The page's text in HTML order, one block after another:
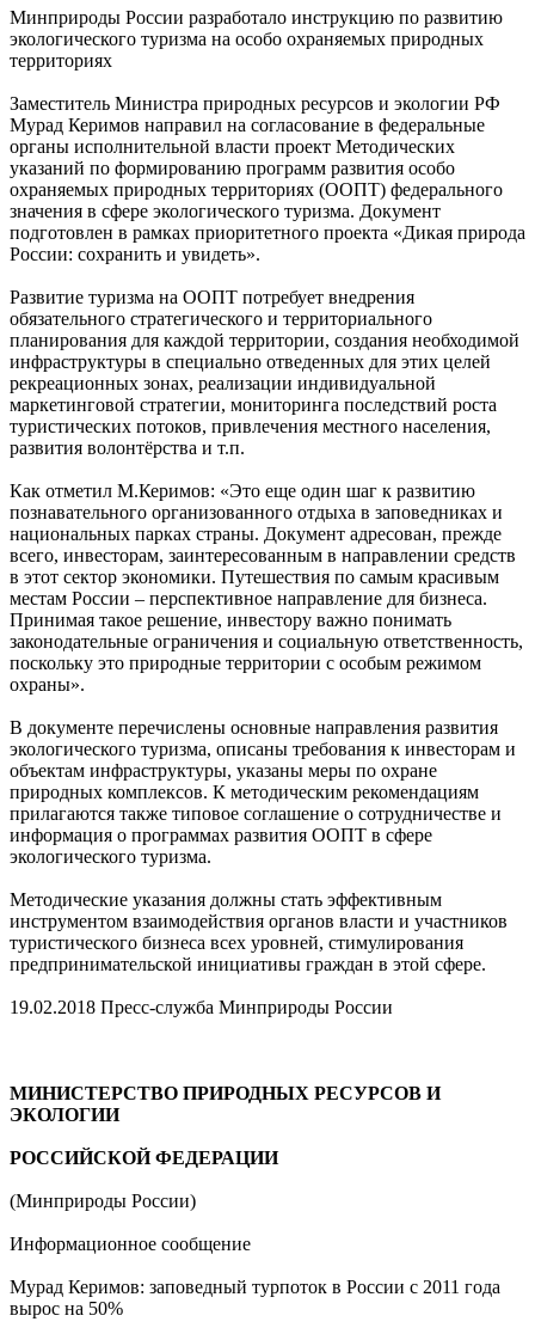
Минприроды России разработало инструкцию по развитию
экологического туризма на особо охраняемых природных
территориях
Заместитель Министра природных ресурсов и экологии РФ
Мурад Керимов направил на согласование в федеральные
органы исполнительной власти проект Методических
указаний по формированию программ развития особо
охраняемых природных территориях (ООПТ) федерального
значения в сфере экологического туризма. Документ
подготовлен в рамках приоритетного проекта «Дикая природа
России: сохранить и увидеть».
Развитие туризма на ООПТ потребует внедрения
обязательного стратегического и территориального
планирования для каждой территории, создания необходимой
инфраструктуры в специально отведенных для этих целей
рекреационных зонах, реализации индивидуальной
маркетинговой стратегии, мониторинга последствий роста
туристических потоков, привлечения местного населения,
развития волонтёрства и т.п.
Как отметил М.Керимов: «Это еще один шаг к развитию
познавательного организованного отдыха в заповедниках и
национальных парках страны. Документ адресован, прежде
всего, инвесторам, заинтересованным в направлении средств
в этот сектор экономики. Путешествия по самым красивым
местам России – перспективное направление для бизнеса.
Принимая такое решение, инвестору важно понимать
законодательные ограничения и социальную ответственность,
поскольку это природные территории с особым режимом
охраны».
В документе перечислены основные направления развития
экологического туризма, описаны требования к инвесторам и
объектам инфраструктуры, указаны меры по охране
природных комплексов. К методическим рекомендациям
прилагаются также типовое соглашение о сотрудничестве и
информация о программах развития ООПТ в сфере
экологического туризма.
Методические указания должны стать эффективным
инструментом взаимодействия органов власти и участников
туристического бизнеса всех уровней, стимулирования
предпринимательской инициативы граждан в этой сфере.
19.02.2018 Пресс-служба Минприроды России
МИНИСТЕРСТВО ПРИРОДНЫХ РЕСУРСОВ И
ЭКОЛОГИИ
РОССИЙСКОЙ ФЕДЕРАЦИИ
(Минприроды России)
Информационное сообщение
Мурад Керимов: заповедный турпоток в России с 2011 года
вырос на 50%